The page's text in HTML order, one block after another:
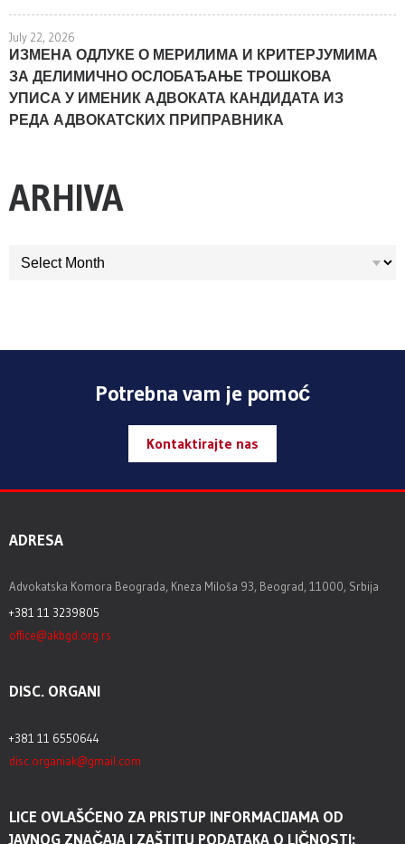
July 22, 2026
ИЗМЕНА ОДЛУКЕ О МЕРИЛИМА И КРИТЕРЈУМИМА
ЗА ДЕЛИМИЧНО ОСЛОБАЂАЊЕ ТРОШКОВА
УПИСА У ИМЕНИК АДВОКАТА КАНДИДАТА ИЗ
РЕДА АДВОКАТСКИХ ПРИПРАВНИКА
ARHIVA
ARHIVA
Potrebna vam je pomoć
Kontaktirajte nas
ADRESA
Advokatska Komora Beograda, Kneza Miloša 93, Beograd, 11000, Srbija
+381 11 3239805
office@akbgd.org.rs
DISC. ORGANI
+381 11 6550644
disc.organiak@gmail.com
LICE OVLAŠĆENO ZA PRISTUP INFORMACIJAMA OD
JAVNOG ZNAČAJA I ZAŠTITU PODATAKA O LIČNOSTI: